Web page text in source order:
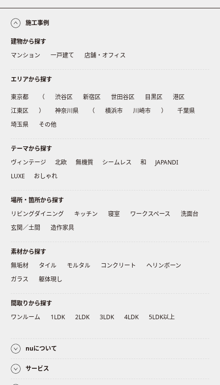
施工事例
建物から探す
マンション
一戸建て 店舗・オフィス
エリアから探す
東京都 （ 渋谷区 新宿区 世田谷区 目黒区
港区
江東区
） 神奈川県 （ 横浜市 川崎市 ）
千葉県
埼玉県
その他
テーマから探す
ヴィンテージ
北欧 無機質 シームレス 和
JAPANDI
LUXE
おしゃれ
場所・箇所から探す
リビングダイニング
キッチン 寝室 ワークスペース
洗面台
玄関／土間
造作家具
素材から探す
無垢材
タイル モルタル コンクリート
ヘリンボーン
ガラス
躯体現し
間取りから探す
ワンルーム
1LDK 2LDK 3LDK 4LDK 5LDK以上
nuについて
サービス